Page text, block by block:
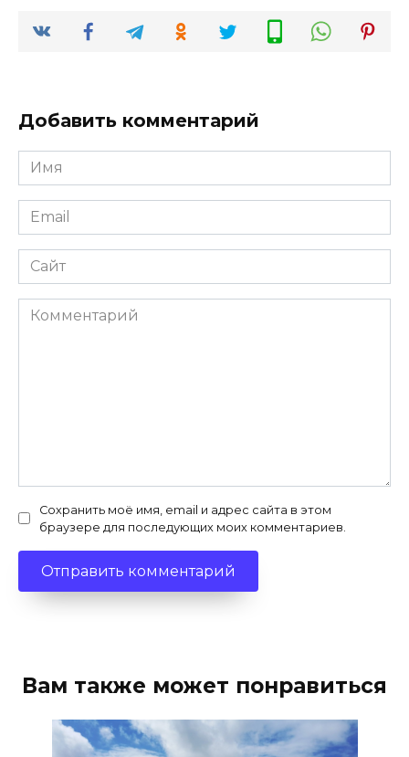
Добавить комментарий
Имя
*
Email
*
Сайт
Комментарий
Сохранить моё имя, email и адрес сайта в этом
браузере для последующих моих комментариев.
Вам также может понравиться